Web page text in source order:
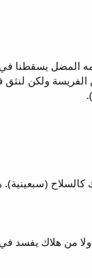
المضل يسقطنا
ولكن لنثق
ولا من هلاك